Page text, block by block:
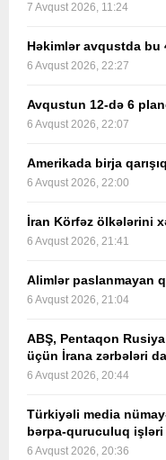
7 Avqust 2026, 11:24
Həkimlər avqustda bu
6 Avqust 2026, 22:27
Avqustun 12-də 6
6 Avqust 2026, 22:07
Amerikada birja
6 Avqust 2026, 22:00
İran Körfəz ölkələrini
6 Avqust 2026, 21:41
Alimlər paslanmayan
6 Avqust 2026, 21:04
ABŞ, Pentaqon Rusiya
üçün İrana zərbələri
6 Avqust 2026, 20:44
Türkiyəli media
bərpa-quruculuq işləri
6 Avqust 2026, 20:36